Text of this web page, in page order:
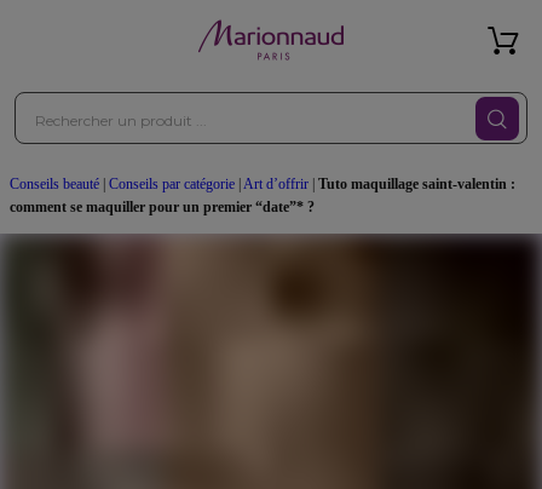
Conseils beauté Conseils par catégorie Art d’offrir Tuto maquillage saint-valentin :
comment se maquiller pour un premier “date”* ?